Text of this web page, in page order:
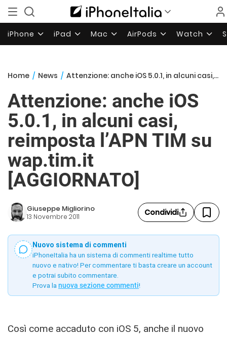
iPhone iPad Mac AirPods Watch
Home / News / Attenzione: anche iOS 5.0.1, in alcuni casi, reimposta l’APN TIM su wap.tim.it [AGGIORNATO]
Attenzione: anche iOS
5.0.1, in alcuni casi,
reimposta l’APN TIM su
wap.tim.it
[AGGIORNATO]
Giuseppe Migliorino
13 Novembre 2011 Condividi
Nuovo sistema di commenti
iPhoneItalia ha un sistema di commenti realtime tutto
nuovo e nativo! Per commentare ti basta creare un account
e potrai subito commentare.
Prova la nuova sezione commenti!
Così come accaduto con iOS 5, anche il nuovo